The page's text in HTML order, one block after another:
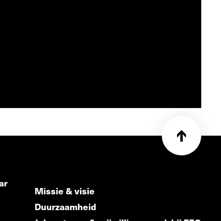
Missie & visie
Duurzaamheid